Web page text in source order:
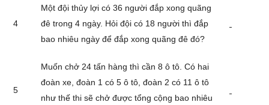
4
Một đội thủy lợi có 36 người đắp xong quãng
đê trong 4 ngày. Hỏi đội có 18 người thì đắp
bao nhiêu ngày để đắp xong quãng đê đó?
5
Muốn chở 24 tấn hàng thì cần 8 ô tô. Có hai
đoàn xe, đoàn 1 có 5 ô tô, đoàn 2 có 11 ô tô
như thế thi sẽ chở được tổng cộng bao nhiêu